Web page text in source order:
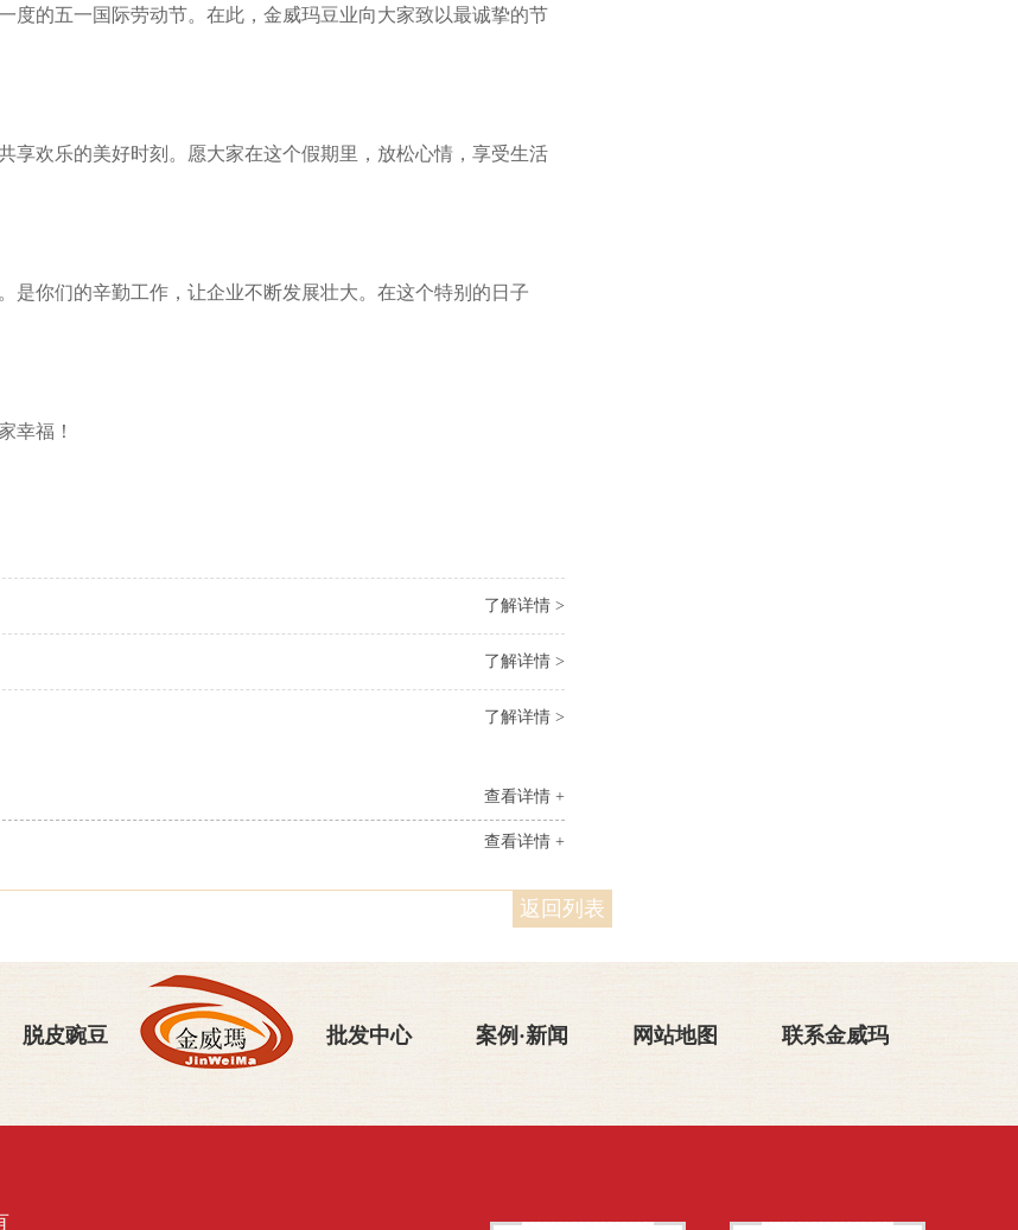
度的五一国际劳动节。在此，金威玛豆业向大家致以最诚挚的节
享欢乐的美好时刻。愿大家在这个假期里，放松心情，享受生活
是你们的辛勤工作，让企业不断发展壮大。在这个特别的日子
幸福！
了解详情 >
了解详情 >
了解详情 >
查看详情 +
查看详情 +
返回列表
脱皮豌豆 批发中心 案例·新闻 网站地图 联系金威玛